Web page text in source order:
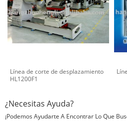
Línea de corte de desplazamiento
HL1200F1
¿Necesitas Ayuda?
¡Podemos Ayudarte A Encontrar Lo Que